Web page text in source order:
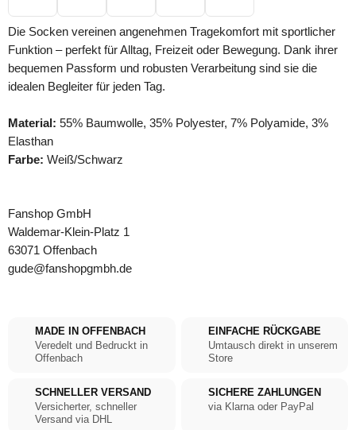
Die Socken vereinen angenehmen Tragekomfort mit sportlicher
Funktion – perfekt für Alltag, Freizeit oder Bewegung. Dank ihrer
bequemen Passform und robusten Verarbeitung sind sie die
idealen Begleiter für jeden Tag.
Material: 55% Baumwolle, 35% Polyester, 7% Polyamide, 3%
Elasthan
Farbe: Weiß/Schwarz
Fanshop GmbH
Waldemar-Klein-Platz 1
63071 Offenbach
gude@fanshopgmbh.de
MADE IN OFFENBACH
Veredelt und Bedruckt in
Offenbach
EINFACHE RÜCKGABE
Umtausch direkt in unserem
Store
SCHNELLER VERSAND
Versicherter, schneller
Versand via DHL
SICHERE ZAHLUNGEN
via Klarna oder PayPal